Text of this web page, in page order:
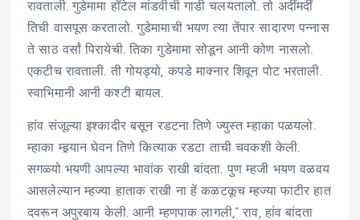
रावताली. गुडेमामा हॉटेल मांडवीची गाडी चलयतालो. तो अदींमदीं
तिची वासपूस करतालो. गुडेमामाची भयण त्या तेंपार सादारण पन्नास
ते साठ वर्सां पिरायेची. तिका गुडेमामा सोडून आनी कोण नासलो.
एकटीच रावताली. ती गोयड्यो, कपडे माक्नार शिवून पोट भरताली.
स्वाभिमानी आनी कश्टी बायल.
हांव संजूल्या इश्कादीर बसून रडटना तिणे ज्युस्त म्हाका पळयलो.
म्हाका म्हर्‍यान घेवन तिणे कित्याक रडटा ताची चवकशी केली.
सगळ्यो भयणी आपल्या भावांक राखी बांदता. पुण म्हजी भयण वळवय
आसलेल्यान म्हज्या हाताक राखी ना हें कळटकूच म्हज्या फाटीर हात
दवरून अपुरबाय केली. आनी म्हणपाक लागली,” राव, हांव बांदता